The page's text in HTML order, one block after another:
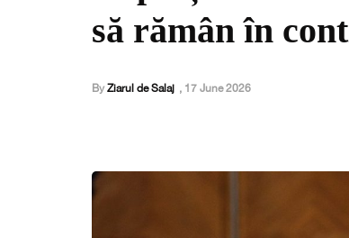
să rămân în
By Ziarul de Salaj , 17 June 2026